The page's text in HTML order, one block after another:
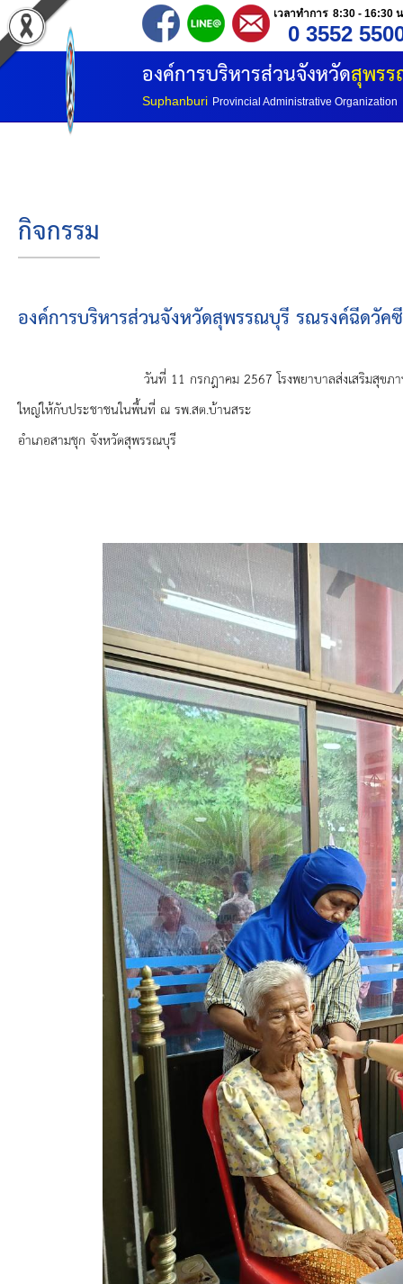
เวลาทำการ 8:30 - 16:30
0 3552
องค์การบริหารส่วนจังหวัดสุพร
Suphanburi Provincial Administrative Organization
หน้าแรก
ประวัติ อบจ
โครงสร้างองค์กร
โครงสร้างการแบ่งส่วนราชการ
ยุทธศาสตร์การพัฒนา
ประวัตินายก
กิจกรรม
ข่าวประชาสัมพันธ์
ประกาศจัดซื้อ-จัดจ้าง
ประกาศจัดซื้อ-จัดจ้างภาครัฐ
รายงานผู้ใช้บริการกล้อง CCTV
ข้อมูลการเลือกตั้ง
นโยบายคุ้มครองข้อมูลส่วนบุคคล
มาตรฐานกำหนดตำแหน่ง
VDO Present
ประกาศแผนการจัดซื้อจัดจ้าง
ประกาศแผนการจัดหาพัสดุ
รายงานผลการจัดซื้อจัดจ้างประจำปีงบประมาณ
สรุปผลการดำเนินงานจัดซื้อจัดจ้างในรอบเดือน (สข
ประกาศผู้ชนะการเสนอราคา
กิจกรรม
องค์การบริหารส่วนจังหวัดสุพรรณบุรี รณรงค์ฉีดวัค
วันที่ 11 กรกฎาคม 2567 โรงพยาบาลส่งเสริมสุขภาพตำบลบ้า
ใหญ่ให้กับประชาชนในพื้นที่ ณ รพ.สต.บ้านสระ
อำเภอสามชุก จังหวัดสุพรรณบุรี